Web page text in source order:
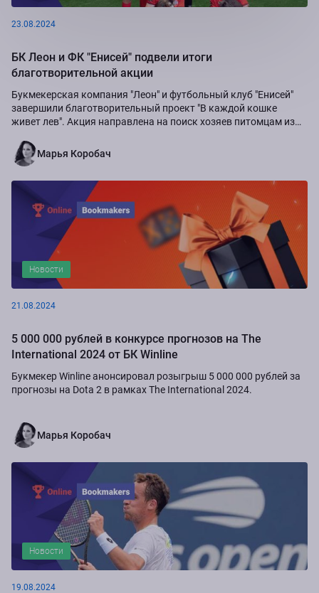
23.08.2024
БК Леон и ФК "Енисей" подвели итоги
благотворительной акции
Букмекерская компания "Леон" и футбольный клуб "Енисей"
завершили благотворительный проект "В каждой кошке
живет лев". Акция направлена на поиск хозяев питомцам из
Марья Коробач
Новости
21.08.2024
5 000 000 рублей в конкурсе прогнозов на The
International 2024 от БК Winline
Букмекер Winline анонсировал розыгрыш 5 000 000 рублей за
прогнозы на Dota 2 в рамках The International 2024.
Марья Коробач
Новости
19.08.2024